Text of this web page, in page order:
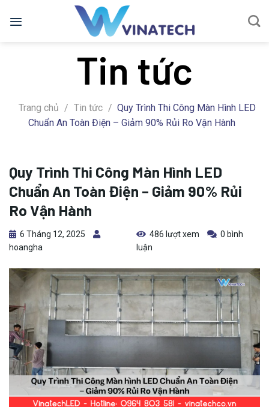
qua
Tin tức
Trang chủ / Tin tức / Quy Trình Thi Công Màn Hình LED
Chuẩn An Toàn Điện – Giảm 90% Rủi Ro Vận Hành
Quy Trình Thi Công Màn Hình LED
Chuẩn An Toàn Điện – Giảm 90% Rủi
Ro Vận Hành
6 Tháng 12, 2025
hoangha
486 lượt xem
0 bình
luận